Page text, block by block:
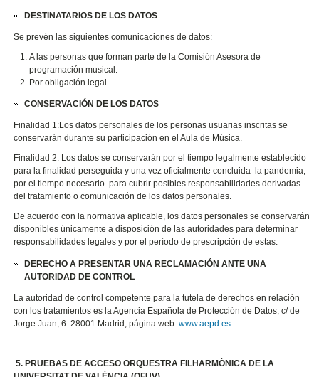
DESTINATARIOS DE LOS DATOS
Se prevén las siguientes comunicaciones de datos:
A las personas que forman parte de la Comisión Asesora de
programación musical.
Por obligación legal
CONSERVACIÓN DE LOS DATOS
Finalidad 1:Los datos personales de los personas usuarias inscritas se
conservarán durante su participación en el Aula de Música.
Finalidad 2: Los datos se conservarán por el tiempo legalmente establecido
para la finalidad perseguida y una vez oficialmente concluida la pandemia,
por el tiempo necesario para cubrir posibles responsabilidades derivadas
del tratamiento o comunicación de los datos personales.
De acuerdo con la normativa aplicable, los datos personales se conservarán
disponibles únicamente a disposición de las autoridades para determinar
responsabilidades legales y por el período de prescripción de estas.
DERECHO A PRESENTAR UNA RECLAMACIÓN ANTE UNA
AUTORIDAD DE CONTROL
La autoridad de control competente para la tutela de derechos en relación
con los tratamientos es la Agencia Española de Protección de Datos, c/ de
Jorge Juan, 6. 28001 Madrid, página web:www.aepd.es
5. PRUEBAS DE ACCESO ORQUESTRA FILHARMÒNICA DE LA